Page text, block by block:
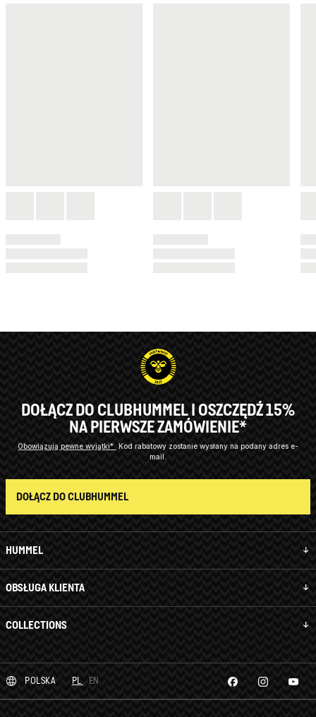
HUMMEL
OBSŁUGA KLIENTA
COLLECTIONS
DOŁĄCZ DO CLUBHUMMEL I OSZCZĘDŹ 15%
NA PIERWSZE ZAMÓWIENIE*
Obowiązują pewne wyjątki* Kod rabatowy zostanie wysłany na podany adres e-
mail.
DOŁĄCZ DO CLUBHUMMEL
POLSKA PL EN